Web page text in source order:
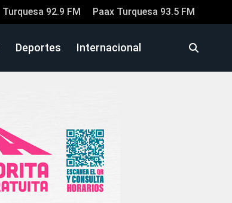
Turquesa 92.9 FM Paax Turquesa 93.5 FM
Deportes Internacional